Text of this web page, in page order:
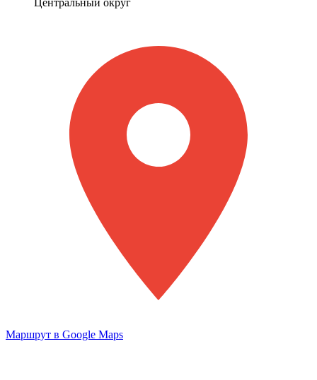
Центральный округ
Маршрут в Google Maps